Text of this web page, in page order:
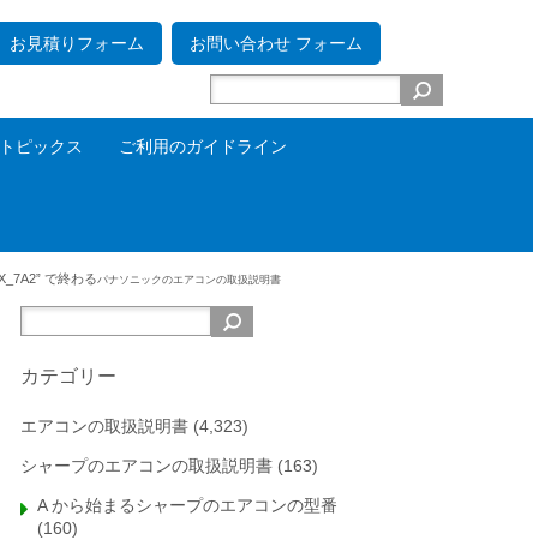
お見積りフォーム お問い合わせ フォーム
トピックス ご利用のガイドライン
で終わるパナソニックのエアコンの取扱説明書
カテゴリー
エアコンの取扱説明書 (4,323)
シャープのエアコンの取扱説明書 (163)
A から始まるシャープのエアコンの型番
(160)